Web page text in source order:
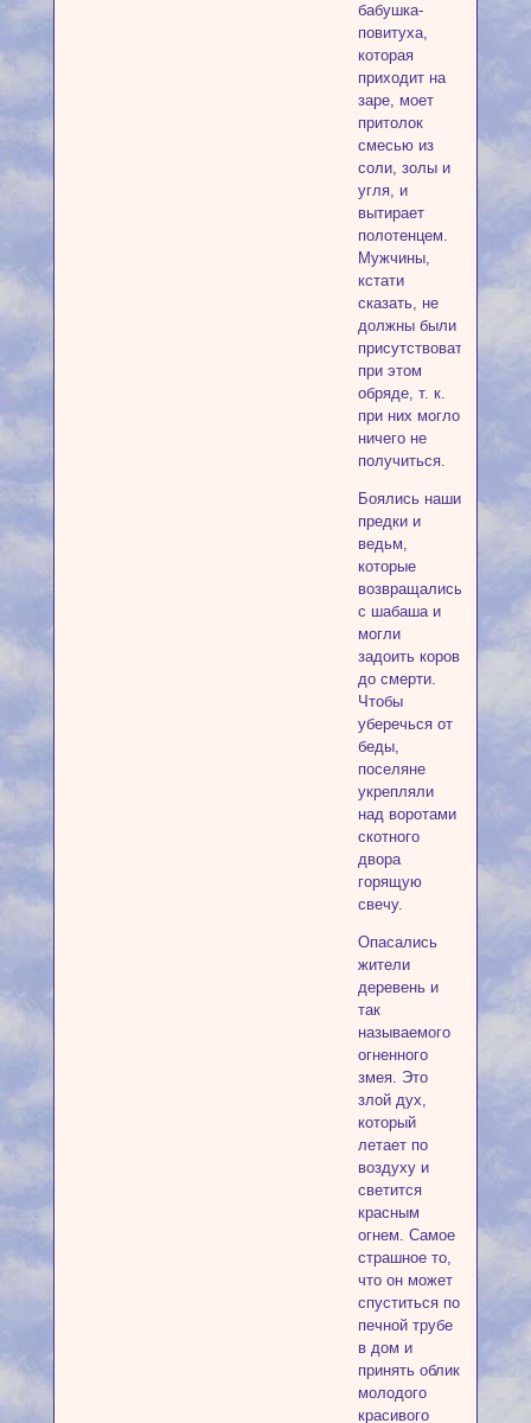
бабушка-
повитуха,
которая
приходит на
заре, моет
притолок
смесью из
соли, золы и
угля, и
вытирает
полотенцем.
Мужчины,
кстати
сказать, не
должны были
присутствовать
при этом
обряде, т. к.
при них могло
ничего не
получиться.
Боялись наши
предки и
ведьм,
которые
возвращались
с шабаша и
могли
задоить коров
до смерти.
Чтобы
уберечься от
беды,
поселяне
укрепляли
над воротами
скотного
двора
горящую
свечу.
Опасались
жители
деревень и
так
называемого
огненного
змея. Это
злой дух,
который
летает по
воздуху и
светится
красным
огнем. Самое
страшное то,
что он может
спуститься по
печной трубе
в дом и
принять облик
молодого
красивого